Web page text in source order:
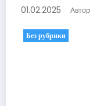
01.02.2025 Автор
Без рубрики